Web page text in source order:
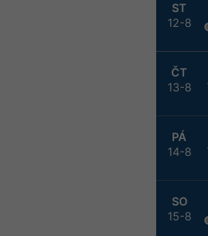
ST
12-8
ČT
13-8
PÁ
14-8
SO
15-8